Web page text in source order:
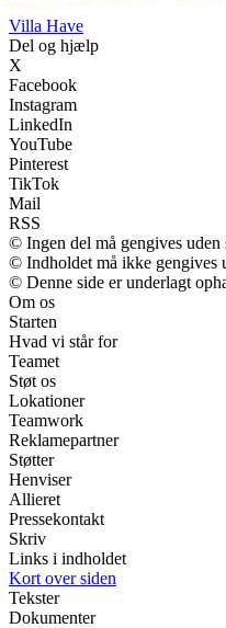
Villa Have
Del og hjælp
X
Facebook
Instagram
LinkedIn
YouTube
Pinterest
TikTok
Mail
RSS
© Ingen del må gengives
© Indholdet må ikke gengives
© Denne side er underlagt
Om os
Starten
Hvad vi står for
Teamet
Støt os
Lokationer
Teamwork
Reklamepartner
Støtter
Henviser
Allieret
Pressekontakt
Skriv
Links i indholdet
Kort over siden
Tekster
Dokumenter